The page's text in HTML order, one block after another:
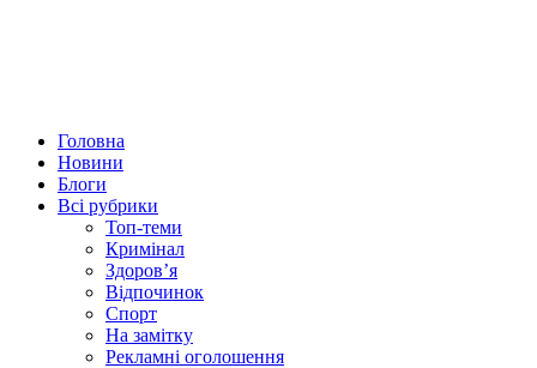
Головна
Новини
Блоги
Всі рубрики
Топ-теми
Кримінал
Здоров’я
Відпочинок
Спорт
На замітку
Рекламні оголошення